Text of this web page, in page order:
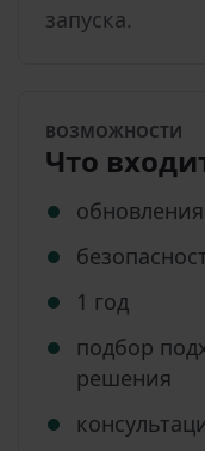
запуска.
ВОЗМОЖНОСТИ
Что
обновления
1 год
подбор
решения